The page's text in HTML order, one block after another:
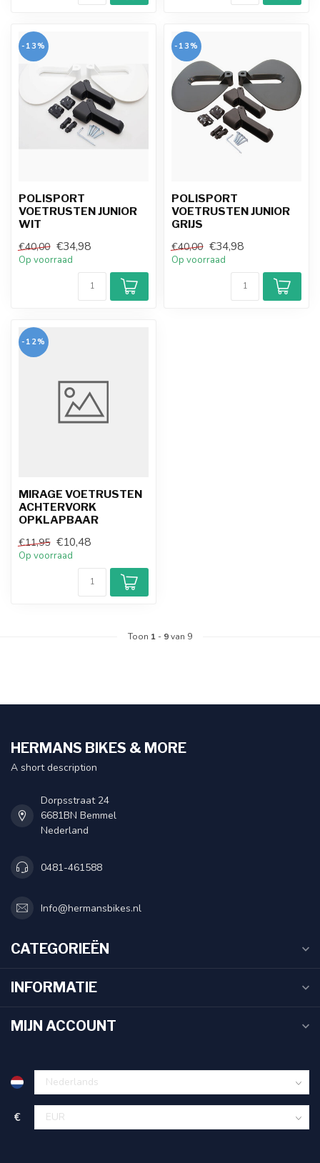
-13%
POLISPORT
VOETRUSTEN JUNIOR
WIT
€40,00 €34,98
Op voorraad
-13%
POLISPORT
VOETRUSTEN JUNIOR
GRIJS
€40,00 €34,98
Op voorraad
-12%
MIRAGE VOETRUSTEN
ACHTERVORK
OPKLAPBAAR
€11,95 €10,48
Op voorraad
Toon 1 - 9van 9
HERMANS BIKES & MORE
A short description
Dorpsstraat 24
6681BN Bemmel
Nederland
0481-461588
Info@hermansbikes.nl
CATEGORIEËN
INFORMATIE
MIJN ACCOUNT
€